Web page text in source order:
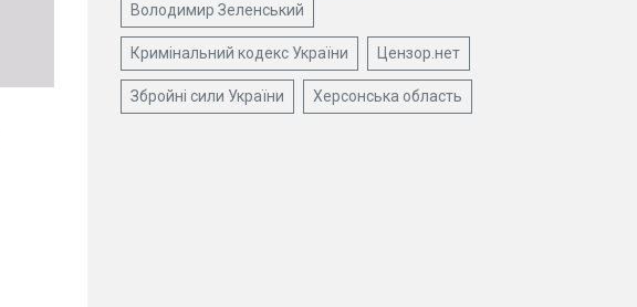
Володимир Зеленський
Кримінальний кодекс України Цензор.нет
Збройні сили України Херсонська область